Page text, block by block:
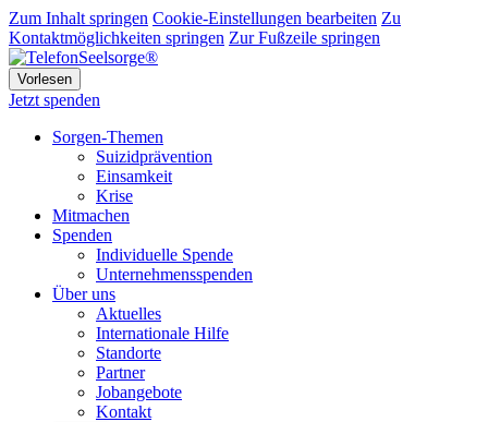
Zum Inhalt springen Cookie-Einstellungen bearbeiten Zu
Kontaktmöglichkeiten springen Zur Fußzeile springen
Vorlesen
Jetzt spenden
Sorgen-Themen
Suizidprävention
Einsamkeit
Krise
Mitmachen
Spenden
Individuelle Spende
Unternehmensspenden
Über uns
Aktuelles
Internationale Hilfe
Standorte
Partner
Jobangebote
Kontakt